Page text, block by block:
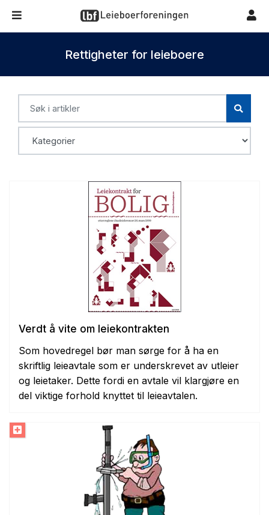
Rettigheter for leieboere
Verdt å vite om leiekontrakten
Som hovedregel bør man sørge for å ha en
skriftlig leieavtale som er underskrevet av utleier
og leietaker. Dette fordi en avtale vil klargjøre en
del viktige forhold knyttet til leieavtalen.